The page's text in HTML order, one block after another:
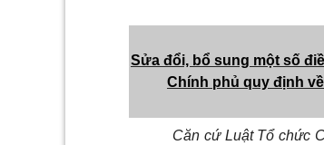
Sửa đổi, bổ sung một số
Chính phủ quy định
Căn cứ Luật Tổ chức